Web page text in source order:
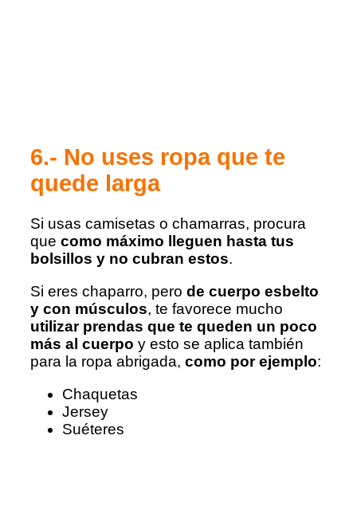
6.- No uses ropa que te
quede larga
Si usas camisetas o chamarras, procura
que como máximo lleguen hasta tus
bolsillos y no cubran estos.
Si eres chaparro, pero de cuerpo esbelto
y con músculos, te favorece mucho
utilizar prendas que te queden un poco
más al cuerpo y esto se aplica también
para la ropa abrigada, como por ejemplo:
Chaquetas
Jersey
Suéteres